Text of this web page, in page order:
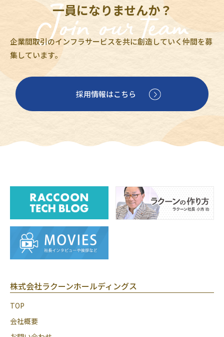
一員になりませんか？
企業間取引のインフラサービスを共に創造していく仲間を募
集しています。
採用情報はこちら
株式会社ラクーンホールディングス
TOP
会社概要